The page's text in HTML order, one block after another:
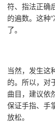
符、指法正确
的遍数。这种
了。
当然，发生这
的。所以，对
曲目，建议依
保证手指、手
放松。